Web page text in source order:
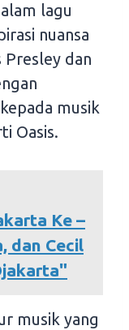
lagu
nuansa
Presley dan
musik
Oasis.
Ke –
dan Cecil
musik yang